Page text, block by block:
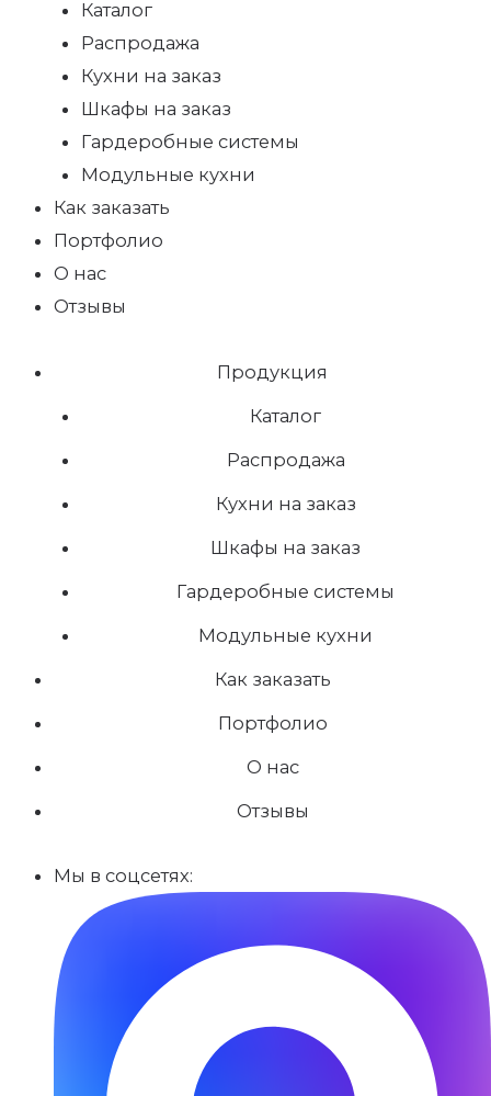
Каталог
Распродажа
Кухни на заказ
Шкафы на заказ
Гардеробные системы
Модульные кухни
Как заказать
Портфолио
О нас
Отзывы
Продукция
Каталог
Распродажа
Кухни на заказ
Шкафы на заказ
Гардеробные системы
Модульные кухни
Как заказать
Портфолио
О нас
Отзывы
Мы в соцсетях: